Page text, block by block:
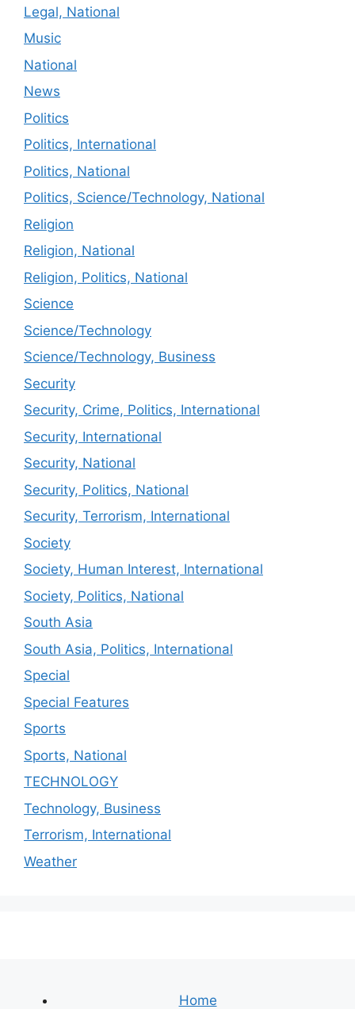
Legal, National
Music
National
News
Politics
Politics, International
Politics, National
Politics, Science/Technology, National
Religion
Religion, National
Religion, Politics, National
Science
Science/Technology
Science/Technology, Business
Security
Security, Crime, Politics, International
Security, International
Security, National
Security, Politics, National
Security, Terrorism, International
Society
Society, Human Interest, International
Society, Politics, National
South Asia
South Asia, Politics, International
Special
Special Features
Sports
Sports, National
TECHNOLOGY
Technology, Business
Terrorism, International
Weather
Home